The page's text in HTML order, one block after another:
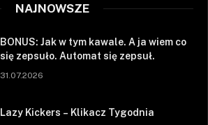
NAJNOWSZE
BONUS: Jak w tym kawale. A ja wiem co
się zepsuło. Automat się zepsuł.
31.07.2026
Lazy Kickers – Klikacz Tygodnia